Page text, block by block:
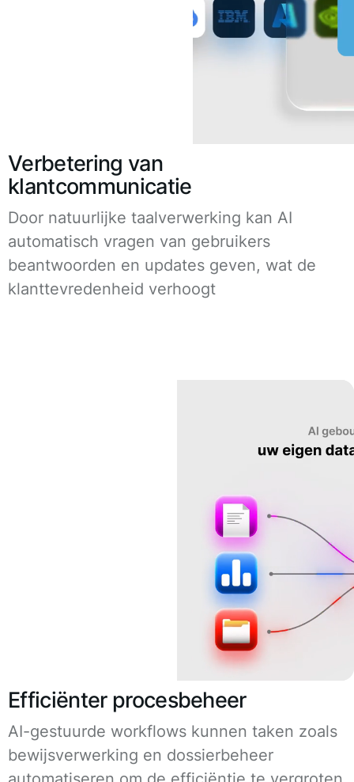
Verbetering van
klantcommunicatie
Door natuurlijke taalverwerking kan AI
automatisch vragen van gebruikers
beantwoorden en updates geven, wat de
klanttevredenheid verhoogt
Efficiënter procesbeheer
AI-gestuurde workflows kunnen taken zoals
bewijsverwerking en dossierbeheer